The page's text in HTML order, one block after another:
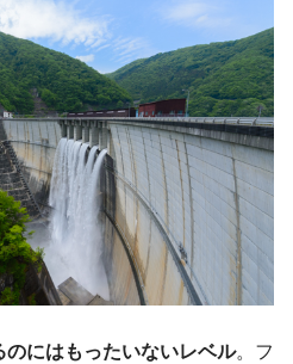
のにはもったいないレベル。フ